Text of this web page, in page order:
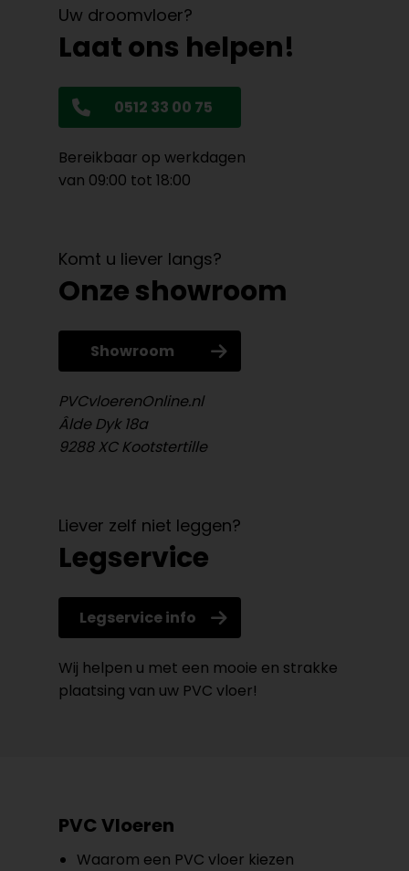
Uw droomvloer?
Laat ons helpen!
0512 33 00 75
Bereikbaar op werkdagen
van 09:00 tot 18:00
Komt u liever langs?
Onze showroom
Showroom
PVCvloerenOnline.nl
Âlde Dyk 18a
9288 XC Kootstertille
Liever zelf niet leggen?
Legservice
Legservice info
Wij helpen u met een mooie en strakke
plaatsing van uw PVC vloer!
PVC Vloeren
Waarom een PVC vloer kiezen